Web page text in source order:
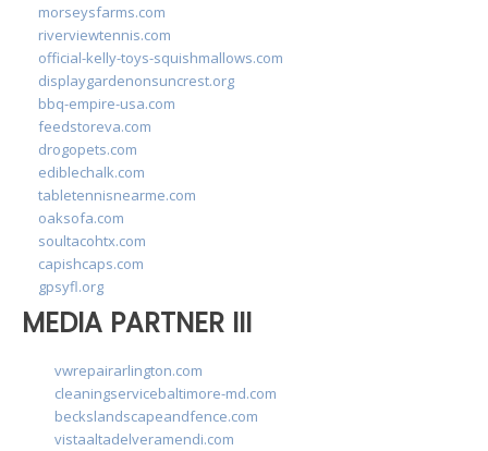
morseysfarms.com
riverviewtennis.com
official-kelly-toys-squishmallows.com
displaygardenonsuncrest.org
bbq-empire-usa.com
feedstoreva.com
drogopets.com
ediblechalk.com
tabletennisnearme.com
oaksofa.com
soultacohtx.com
capishcaps.com
gpsyfl.org
MEDIA PARTNER III
vwrepairarlington.com
cleaningservicebaltimore-md.com
beckslandscapeandfence.com
vistaaltadelveramendi.com